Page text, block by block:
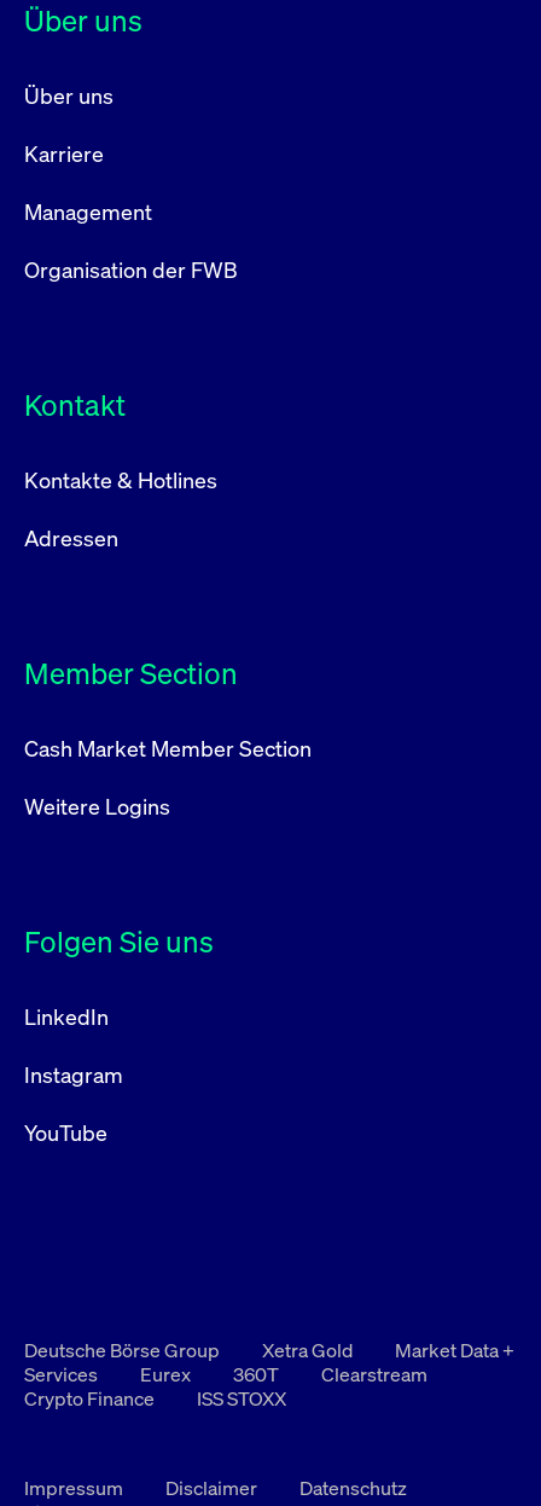
Über uns
Über uns
Karriere
Management
Organisation der FWB
Kontakt
Kontakte & Hotlines
Adressen
Member Section
Cash Market Member Section
Weitere Logins
Folgen Sie uns
LinkedIn
Instagram
YouTube
Deutsche Börse Group Xetra Gold
Market Data +
Services
Eurex 360T
Clearstream
Crypto Finance
ISS STOXX
Impressum Disclaimer
Datenschutz